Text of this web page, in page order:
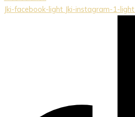
Jki-facebook-light Jki-instagram-1-light